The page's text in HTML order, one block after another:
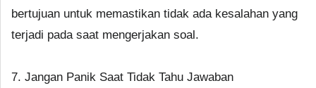
bertujuan untuk memastikan tidak ada kesalahan yang
terjadi pada saat mengerjakan soal.
7. Jangan Panik Saat Tidak Tahu Jawaban